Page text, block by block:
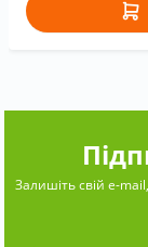
Залишіть свій e-